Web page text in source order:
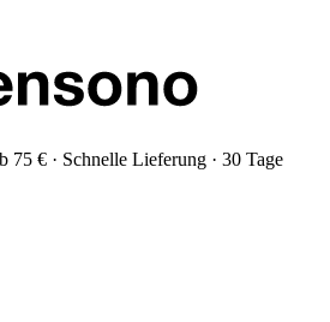
75 € · Schnelle Lieferung · 30 Tage